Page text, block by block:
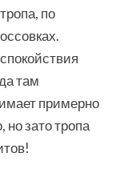
по
там
примерно
но зато тропа